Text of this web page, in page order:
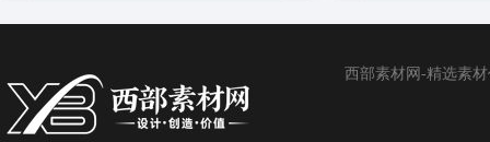
西部素材网-精选素